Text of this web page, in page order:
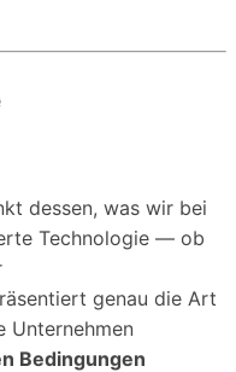
dessen, was wir bei
Technologie — ob
genau die Art
Unternehmen
Bedingungen